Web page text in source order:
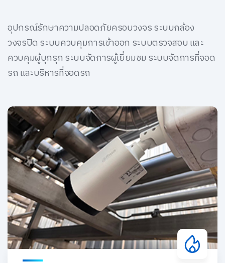
อุปกรณ์รักษาความปลอดภัยครอบวงจร ระบบกล้อง
วงจรปิด ระบบควบคุมการเข้าออก ระบบตรวจสอบ และ
ควบคุมผู้บุกรุก ระบบจัดการผู้เยี่ยมชม ระบบจัดการที่จอด
รถ และบริหารที่จอดรถ